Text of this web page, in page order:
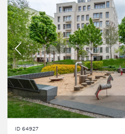
ID 64927